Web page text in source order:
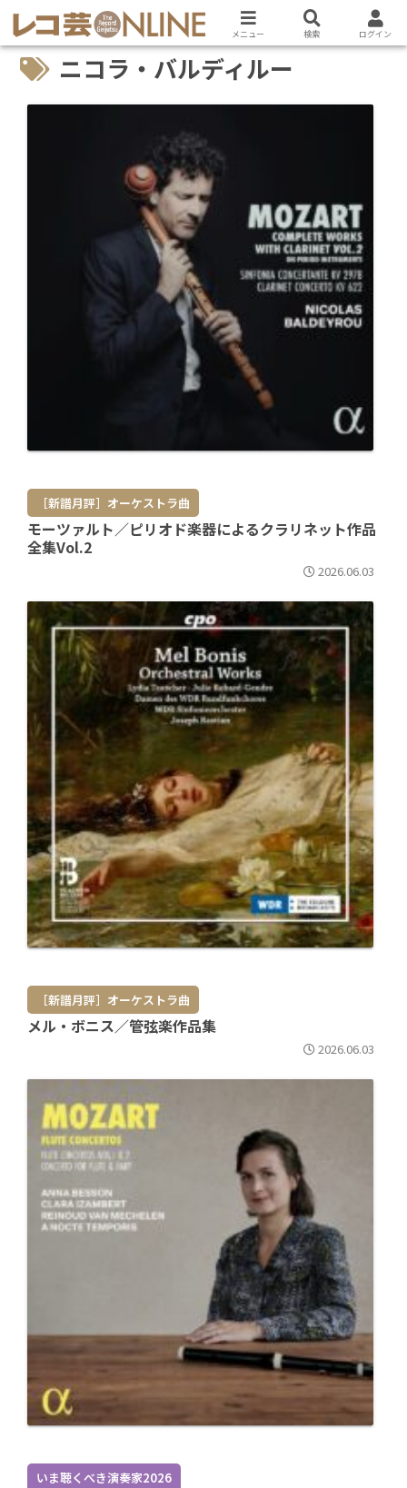
ニコラ・バルディルー
［新譜月評］オーケストラ曲
モーツァルト／ピリオド楽器によるクラリネット作品
全集Vol.2
2026.06.03
［新譜月評］オーケストラ曲
メル・ボニス／管弦楽作品集
2026.06.03
いま聴くべき演奏家2026
メニュー 検索 ログイン